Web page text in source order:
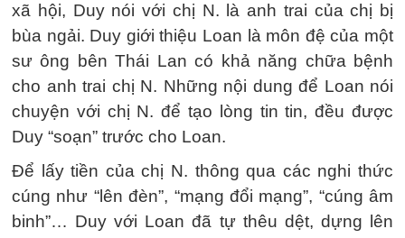
xã hội, Duy nói với chị N. là anh trai của chị bị
bùa ngải. Duy giới thiệu Loan là môn đệ của một
sư ông bên Thái Lan có khả năng chữa bệnh
cho anh trai chị N. Những nội dung để Loan nói
chuyện với chị N. để tạo lòng tin tin, đều được
Duy “soạn” trước cho Loan.
Để lấy tiền của chị N. thông qua các nghi thức
cúng như “lên đèn”, “mạng đổi mạng”, “cúng âm
binh”… Duy với Loan đã tự thêu dệt, dựng lên